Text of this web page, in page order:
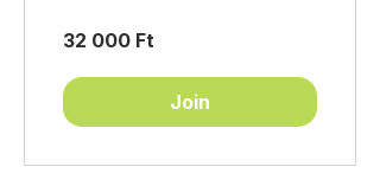
32 000 Ft
Join